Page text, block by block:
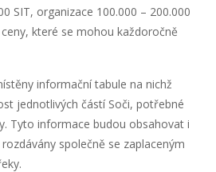
SIT, organizace 100.000 – 200.000
které se mohou každoročně
informační tabule na nichž
jednotlivých částí Soči, potřebné
Tyto informace budou obsahovat i
společně se zaplaceným